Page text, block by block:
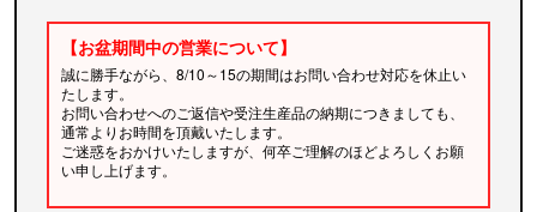
【お盆期間中の営業について】
誠に勝手ながら、8/10～15の期間はお問い合わせ対応を休止い
たします。
お問い合わせへのご返信や受注生産品の納期につきましても、
通常よりお時間を頂戴いたします。
ご迷惑をおかけいたしますが、何卒ご理解のほどよろしくお願
い申し上げます。